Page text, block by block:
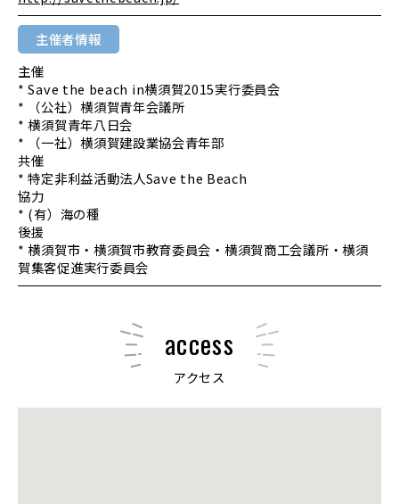
主催者情報
主催
* Save the beach in横須賀2015実行委員会
* （公社）横須賀青年会議所
* 横須賀青年八日会
* （一社）横須賀建設業協会青年部
共催
* 特定非利益活動法人Save the Beach
協力
* (有）海の種
後援
* 横須賀市・横須賀市教育委員会・横須賀商工会議所・横須
賀集客促進実行委員会
access
アクセス